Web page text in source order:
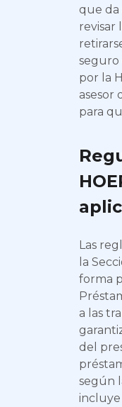
que da
revisar
seguro
por la
asesor
para
Las
la
forma
a las
del
según
incluye